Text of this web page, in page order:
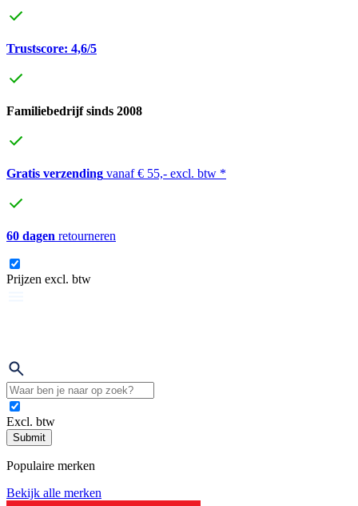
Trustscore: 4,6/5
Familiebedrijf sinds 2008
Gratis verzending vanaf € 55,- excl. btw *
60 dagen retourneren
Prijzen excl. btw
Excl. btw
Submit
Populaire merken
Bekijk alle merken